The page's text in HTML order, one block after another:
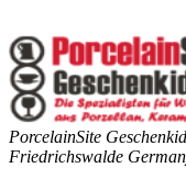
PorcelainSite
Friedrichswalde